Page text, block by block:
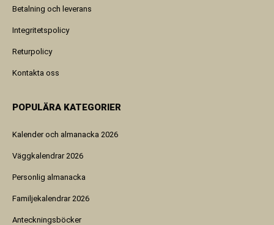
Betalning och leverans
Integritetspolicy
Returpolicy
Kontakta oss
POPULÄRA KATEGORIER
Kalender och almanacka 2026
Väggkalendrar 2026
Personlig almanacka
Familjekalendrar 2026
Anteckningsböcker